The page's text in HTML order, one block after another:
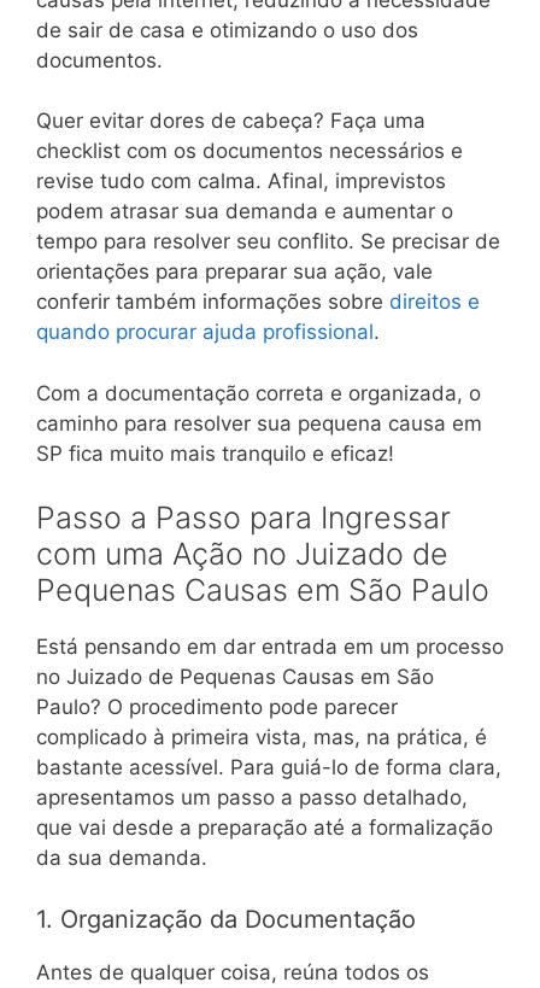
de sair de casa e otimizando o uso dos
documentos.
Quer evitar dores de cabeça? Faça uma
checklist com os documentos necessários e
revise tudo com calma. Afinal, imprevistos
podem atrasar sua demanda e aumentar o
tempo para resolver seu conflito. Se precisar de
orientações para preparar sua ação, vale
conferir também informações sobre direitos e
quando procurar ajuda profissional.
Com a documentação correta e organizada, o
caminho para resolver sua pequena causa em
SP fica muito mais tranquilo e eficaz!
Passo a Passo para Ingressar
com uma Ação no Juizado de
Pequenas Causas em São Paulo
Está pensando em dar entrada em um processo
no Juizado de Pequenas Causas em São
Paulo? O procedimento pode parecer
complicado à primeira vista, mas, na prática, é
bastante acessível. Para guiá-lo de forma clara,
apresentamos um passo a passo detalhado,
que vai desde a preparação até a formalização
da sua demanda.
1. Organização da Documentação
Antes de qualquer coisa, reúna todos os